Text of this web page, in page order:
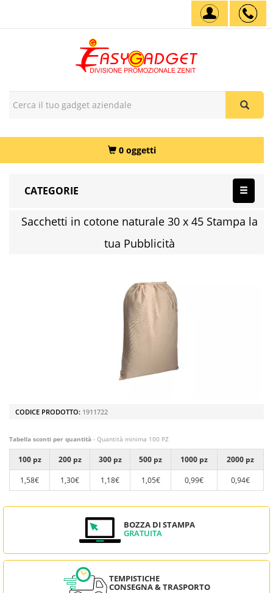
0 oggetti
CATEGORIE
Sacchetti in cotone naturale 30 x 45 Stampa la
tua Pubblicità
CODICE PRODOTTO: 1911722
Tabella sconti per quantità - Quantità minima 100 PZ
100 pz 200 pz 300 pz 500 pz 1000 pz
2000 pz
1,58€
1,30€ 1,18€ 1,05€ 0,99€ 0,94€
BOZZA DI STAMPA
GRATUITA
TEMPISTICHE
CONSEGNA & TRASPORTO